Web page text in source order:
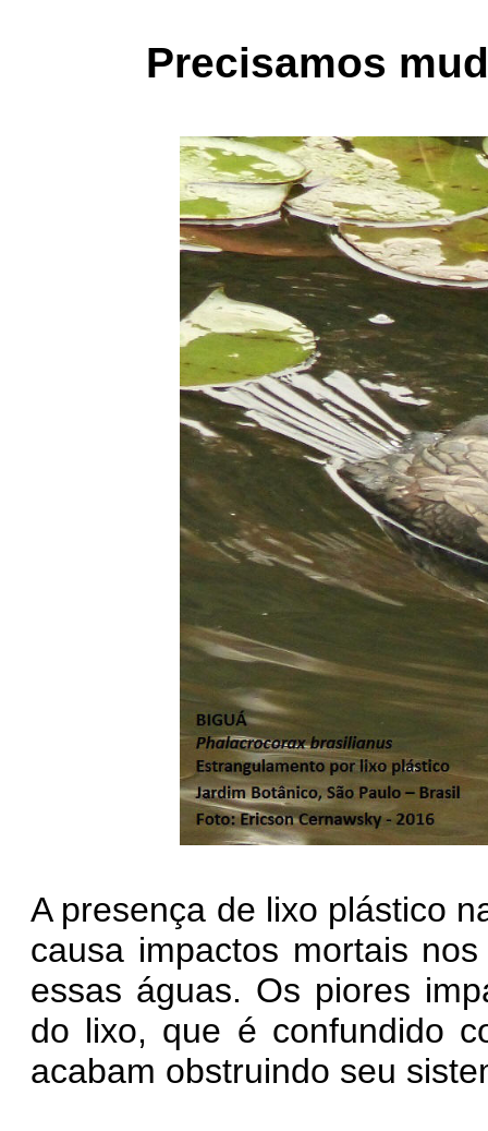
Precisamos
A presença de lixo plástico
causa impactos mortais
essas águas. Os piores
do lixo, que é confundido
acabam obstruindo seu